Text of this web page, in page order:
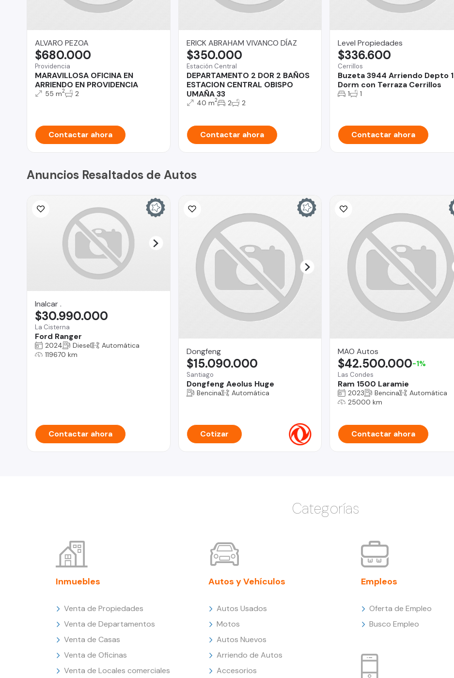
ALVARO PEZOA
Providencia
MARAVILLOSA OFICINA EN
ARRIENDO EN PROVIDENCIA
$680.000
55 m2 2
Contactar ahora
ERICK ABRAHAM VIVANCO DÍAZ
Estación Central
DEPARTAMENTO 2 DOR 2 BAÑOS
ESTACION CENTRAL OBISPO
UMAÑA 33
$350.000
40 m2 2 2
Contactar ahora
Level Propiedades
Cerrillos
Buzeta 3944 Arriendo Depto 1
Dorm con Terraza Cerrillos
$336.600
1 1
Contactar ahora
Anuncios Resaltados de Autos
Inalcar .
La Cisterna
Ford Ranger
$30.990.000
2024 Diesel
Automática
119670 km
Contactar ahora
Dongfeng
Santiago
Dongfeng Aeolus Huge
$15.090.000
Bencina Automática
Cotizar
MAO Autos
Las Condes
Ram 1500 Laramie
$42.500.000-1%
2023 Bencina
Automática
25000 km
Contactar ahora
Categorías
Inmuebles
Venta de Propiedades
Venta de Departamentos
Venta de Casas
Venta de Oficinas
Venta de Locales comerciales
Autos y Vehículos
Autos Usados
Motos
Autos Nuevos
Arriendo de Autos
Accesorios
Empleos
Oferta de Empleo
Busco Empleo